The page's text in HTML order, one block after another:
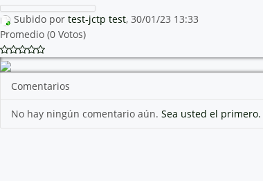
Subido por test-jctp test, 30/01/23 13:33
Promedio (0 Votos)
Comentarios
No hay ningún comentario aún. Sea usted el primero.